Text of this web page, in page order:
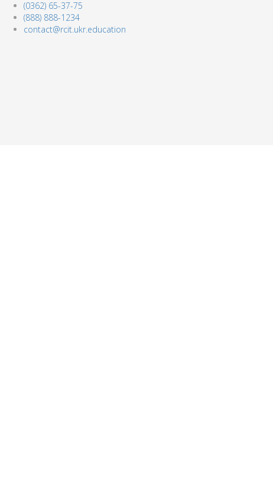
(0362) 65-37-75
(888) 888-1234
contact@rcit.ukr.education